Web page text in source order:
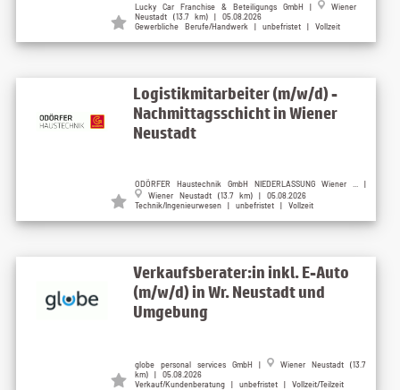
Lucky Car Franchise & Beteiligungs GmbH |
Wiener
Neustadt (13.7 km) | 05.08.2026
Gewerbliche Berufe/Handwerk | unbefristet | Vollzeit
Logistikmitarbeiter (m/w/d) -
Nachmittagsschicht in Wiener
Neustadt
ODÖRFER Haustechnik GmbH NIEDERLASSUNG Wiener ... |
Wiener Neustadt (13.7 km) | 05.08.2026
Technik/Ingenieurwesen | unbefristet | Vollzeit
Verkaufsberater:in inkl. E-Auto
(m/w/d) in Wr. Neustadt und
Umgebung
globe personal services GmbH |
Wiener Neustadt (13.7
km) | 05.08.2026
Verkauf/Kundenberatung | unbefristet | Vollzeit/Teilzeit